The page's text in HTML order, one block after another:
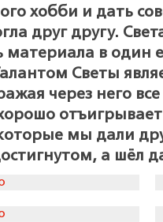
хобби и дать
друг другу.
материала в
Светы
через него
мы дали
а шёл